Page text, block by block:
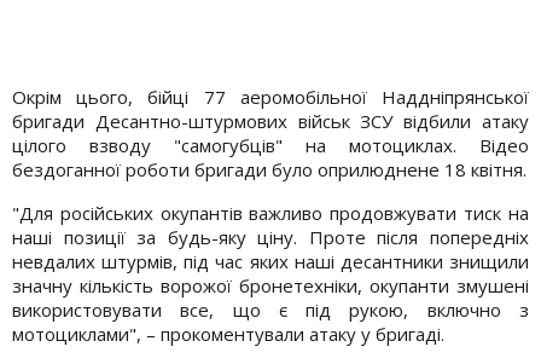
Окрім цього, бійці 77 аеромобільної Наддніпрянської
бригади Десантно-штурмових військ ЗСУ відбили атаку
цілого взводу "самогубців" на мотоциклах. Відео
бездоганної роботи бригади було оприлюднене 18 квітня.
"Для російських окупантів важливо продовжувати тиск на
наші позиції за будь-яку ціну. Проте після попередніх
невдалих штурмів, під час яких наші десантники знищили
значну кількість ворожої бронетехніки, окупанти змушені
використовувати все, що є під рукою, включно з
мотоциклами", – прокоментували атаку у бригаді.